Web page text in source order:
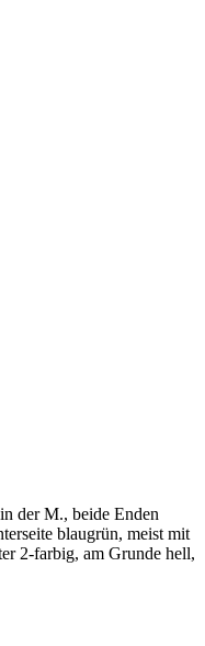
der M., beide Enden
blaugrün, meist mit
2-farbig, am Grunde hell,